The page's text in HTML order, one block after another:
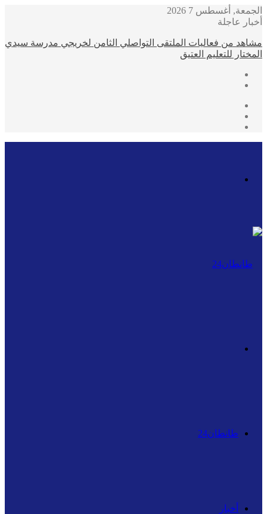
الجمعة, أغسطس 7 2026
أخبار عاجلة
مشاهد من فعاليات الملتقى التواصلي الثامن لخريجي مدرسة سيدي
المختار للتعليم العتيق
طانطان24
أخبار